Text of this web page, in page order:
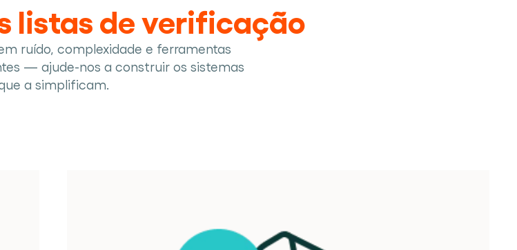
listas de verificação
ruído, complexidade e ferramentas
— ajude-nos a construir os sistemas
a simplificam.